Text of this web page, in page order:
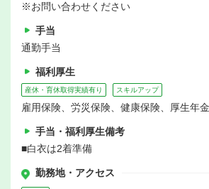
※お問い合わせください
手当
通勤手当
福利厚生
産休・育休取得実績有り スキルアップ
雇用保険、労災保険、健康保険、厚生年
手当・福利厚生備考
■白衣は2着準備
勤務地・アクセス